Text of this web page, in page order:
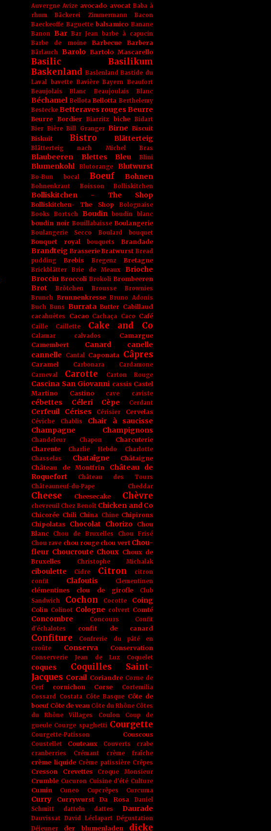
Auvergne Avize avocado avocat Baba à
rhum
Bäckerei Zimmermann
Bacon
Baeckeoffe Baguette balsamico Banane
Banon Bar Bar Jean
barbe à capucin
Barbe de moine
Barbecue Barbera
Bärlauch Barolo Bartolo Mascarello
Basilic
Basilikum
Baskenland Baslenland Bastide du
Laval
bavette Bavière Bayern Beaufort
Beaujolais Blanc
Beaujoulais Blanc
Béchamel Bellota Bellotta Berthelemy
Bestecke Betteraves rouges Beurre
Beurre Bordier Biarritz biche
Bidart
Bier Bière Bill Granger Birne
Biscuit
Biskuit
Bistro Blätterteig
Blätterteig nach Michel Bras
Blaubeeren Blettes Bleu Blini
Blumenkohl Blutorange Blutwurst
Bo-Bun bocal Boeuf Bohnen
Bohnenkraut Boisson Bolliskitchen
Bolliskitchen - The Shop
Bolliskitchen- The Shop
Bolognaise
Books
Bortsch Boudin boudin blanc
boudin noir Bouillabaisse Boulangerie
Boulangerie Secco Boulard bouquet
Bouquet royal bouquets Brandade
Brandteig Brasserie Bratwurst Bread
pudding
Brebis Bregenz Bretagne
Brickblätter Brie de Meaux
Brioche
Brocciu Broccoli Brokoli Brombeeren
Brot Brötchen Brousse
Brownies
Brunch Brunnenkresse Bruno Adonis
Buch Buns Burrata Butter Cabillaud
cacahuètes Cacao Cachaça Caco Café
Caille Caillette Cake and Co
Calamar calvados
Camargue
Camembert
Canard
canelle
cannelle
Cantal Caponata Câpres
Caramel Carbonara
Cardamone
Carneval
Carotte Carton Rouge
Cascina San Giovanni cassis Castel
Martino
Castino cave caviste
cébettes Céleri Cèpe Cerdant
Cerfeuil Cérises Cérisier Cervelas
Céviche Chablis
Chair à saucisse
Champagne
Champignons
Chandeleur Chapon
Charcuterie
Charente
Charlie Hebdo
Charlotte
Chasselas
Chataîgne
Châtaigne
Château de Montfrin
Château de
Roquefort
Château des Tours
Châteauneuf-du-Pape
Cheddar
Cheese Cheesecake Chèvre
chevreuil Chez Benoît Chicken and Co
Chicorée Chili China Chine Chipirons
Chipolatas
Chocolat Chorizo
Chou
Blanc
Chou de Bruxelles
Chou Frisé
Chou rave chou rouge chou vert Chou-
fleur Choucroute Choux Choux de
Bruxelles
Christophe Michalak
ciboulette Cidre Citron
citron
confit
Clafoutis Clementinen
clémentines clou de girofle
Club
Sandwich
Cochon Cocotte Coing
Colin Colinot Cologne colvert Comté
Concombre Concours
Confit
d'échalotes
confit de canard
Confiture
Confrerie du pâté en
croûte
Conserva Conservation
Conserverie Jean de Luz Coquelet
coques
Coquilles Saint-
Jacques Corail Coriandre Corne de
Cerf
cornichon Corse
Cortemilia
Cossard Costata Côte Basque Côte de
boeuf Côte de veau Côte du Rhône Côtes
du Rhône Villages
Coulon
Coup de
gueule Courge spaghetti Courgette
Courgette-Patisson Couscous
Coustellet Couteaux Couverts
crabe
cranberries
Crémant crème fraîche
crème liquide Crème patissière Crêpes
Cresson Crevettes Croque Monsieur
Crumble Cucuron Cuisine d'été Culture
Cumin Cuneo Cupcrêpes Curcuma
Curry Currywurst Da Rosa
Daniel
Schmitt
datteln dattes Daurade
Dauvissat David Léclapart Dégustation
Déjeuner
der blumenladen dicke